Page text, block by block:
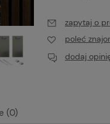
zapytaj o
poleć
dodaj
(0)